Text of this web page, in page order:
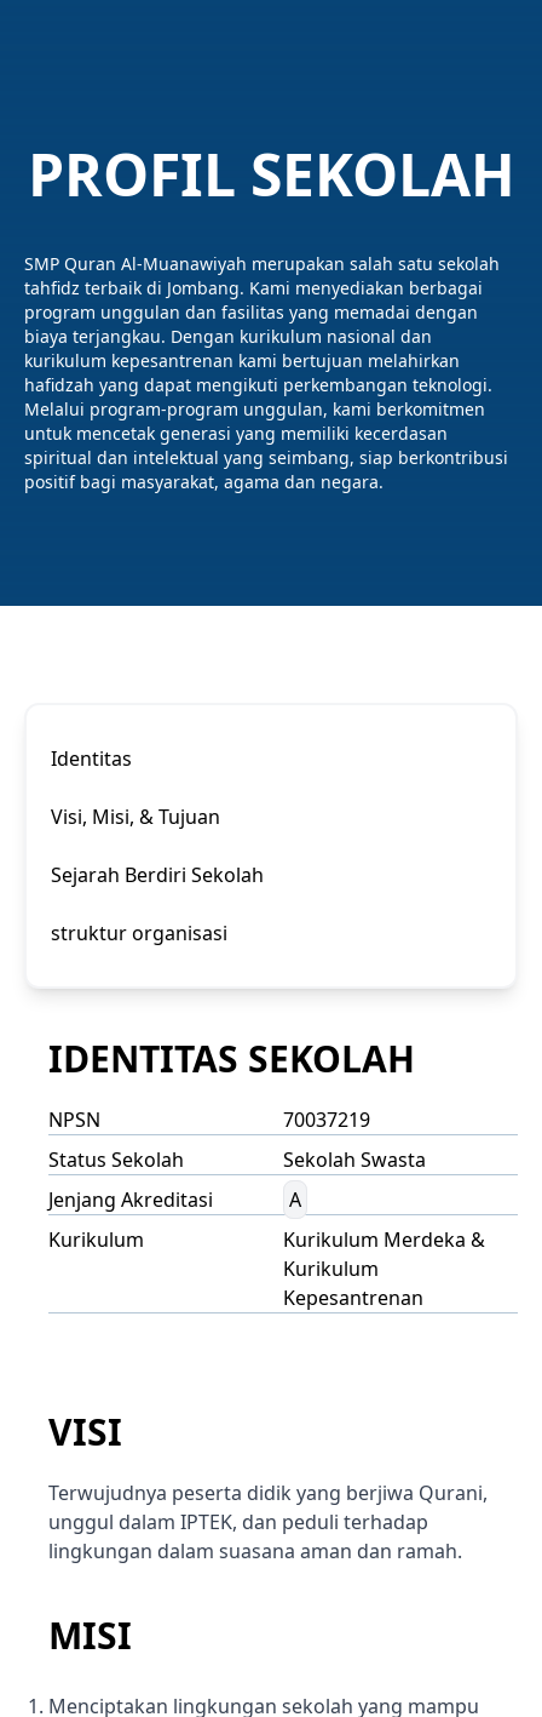
PROFIL SEKOLAH
SMP Quran Al-Muanawiyah merupakan salah satu sekolah
tahfidz terbaik di Jombang. Kami menyediakan berbagai
program unggulan dan fasilitas yang memadai dengan
biaya terjangkau. Dengan kurikulum nasional dan
kurikulum kepesantrenan kami bertujuan melahirkan
hafidzah yang dapat mengikuti perkembangan teknologi.
Melalui program-program unggulan, kami berkomitmen
untuk mencetak generasi yang memiliki kecerdasan
spiritual dan intelektual yang seimbang, siap berkontribusi
positif bagi masyarakat, agama dan negara.
Identitas
Visi, Misi, & Tujuan
Sejarah Berdiri Sekolah
struktur organisasi
IDENTITAS SEKOLAH
NPSN
70037219
Status Sekolah
Sekolah Swasta
Jenjang Akreditasi
A
Kurikulum
Kurikulum Merdeka &
Kurikulum
Kepesantrenan
VISI
Terwujudnya peserta didik yang berjiwa Qurani,
unggul dalam IPTEK, dan peduli terhadap
lingkungan dalam suasana aman dan ramah.
MISI
Menciptakan lingkungan sekolah yang mampu